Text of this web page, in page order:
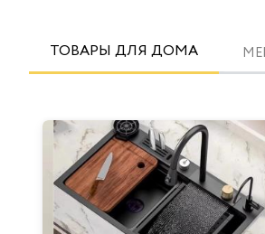
ТОВАРЫ ДЛЯ ДОМА